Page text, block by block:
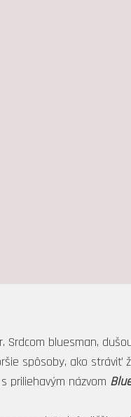
bluesman,
spôsoby, ako stráviť
priliehavým názvom